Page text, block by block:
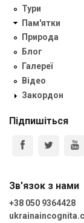
Тури
Пам'ятки
Природа
Блог
Галереї
Відео
Закордон
Підпишіться
Зв'язок з нами
+38 050 9364428